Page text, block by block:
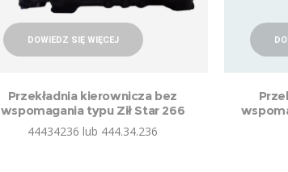
DOWIEDZ SIĘ WIĘCEJ
Przekładnia kierownicza bez
wspomagania typu Ził Star 266
44434236 lub 444.34.236